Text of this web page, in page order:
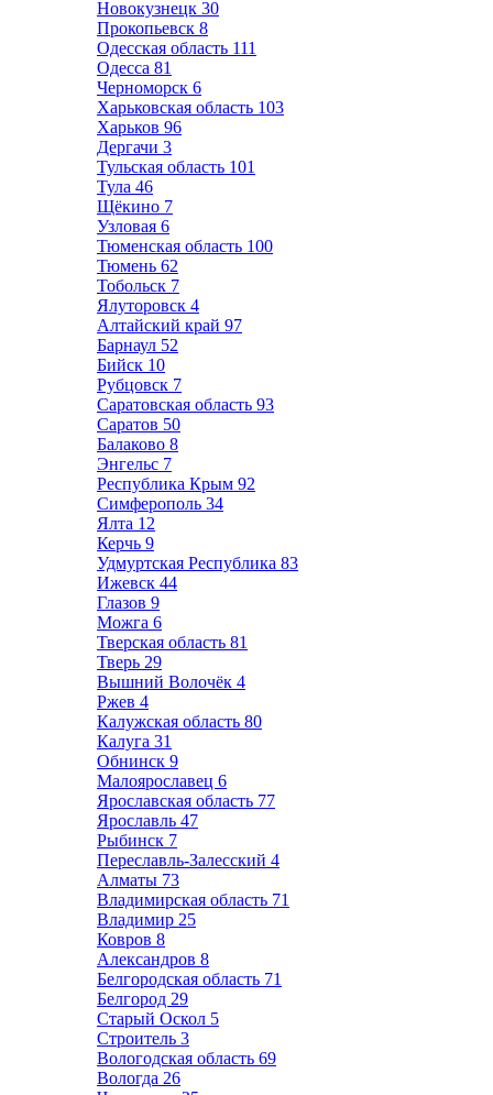
Новокузнецк 30
Прокопьевск 8
Одесская область 111
Одесса 81
Черноморск 6
Харьковская область 103
Харьков 96
Дергачи 3
Тульская область 101
Тула 46
Щёкино 7
Узловая 6
Тюменская область 100
Тюмень 62
Тобольск 7
Ялуторовск 4
Алтайский край 97
Барнаул 52
Бийск 10
Рубцовск 7
Саратовская область 93
Саратов 50
Балаково 8
Энгельс 7
Республика Крым 92
Симферополь 34
Ялта 12
Керчь 9
Удмуртская Республика 83
Ижевск 44
Глазов 9
Можга 6
Тверская область 81
Тверь 29
Вышний Волочёк 4
Ржев 4
Калужская область 80
Калуга 31
Обнинск 9
Малоярославец 6
Ярославская область 77
Ярославль 47
Рыбинск 7
Переславль-Залесский 4
Алматы 73
Владимирская область 71
Владимир 25
Ковров 8
Александров 8
Белгородская область 71
Белгород 29
Старый Оскол 5
Строитель 3
Вологодская область 69
Вологда 26